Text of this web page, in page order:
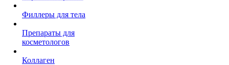
Филлеры для тела
Препараты для
косметологов
Коллаген